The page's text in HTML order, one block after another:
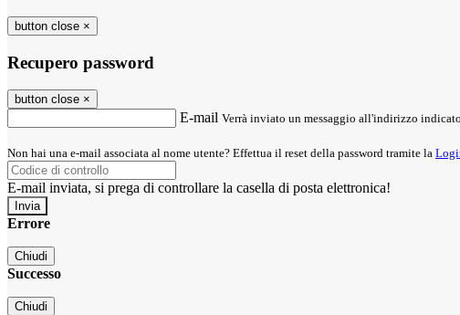
button close ×
Recupero password
button close ×
E-mail Verrà inviato un messaggio all'indirizzo
Non hai una e-mail associata al nome utente? Effettua il reset della password tramite la
E-mail inviata, si prega di controllare la casella di posta elettronica!
Errore
Chiudi
Successo
Chiudi